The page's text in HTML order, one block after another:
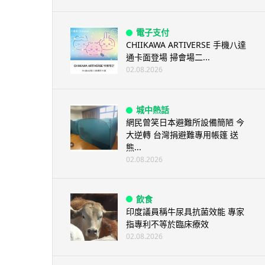
電子支付
CHIIKAWA ARTIVERSE 手機八達
通卡面登場 掃會場二...
02.08.2026
城中熱話
網民曾笑日本避難所設備簡陋 今
大逆轉 台灣捐避難專用帳篷 送
熊...
02.08.2026
飲食
印度議員稱牛尿具抗菌效能 專家
指專利不等於臨床療效
02.08.2026